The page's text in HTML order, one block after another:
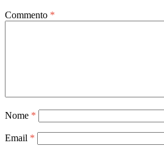
Commento *
Nome *
Email *